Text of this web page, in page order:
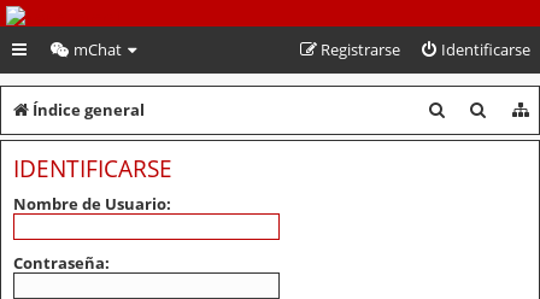
PeruVoley.com
mChat Identificarse
Registrarse
Índice general
u
u
IDENTIFICARSE
Nombre de Usuario:
Contraseña: